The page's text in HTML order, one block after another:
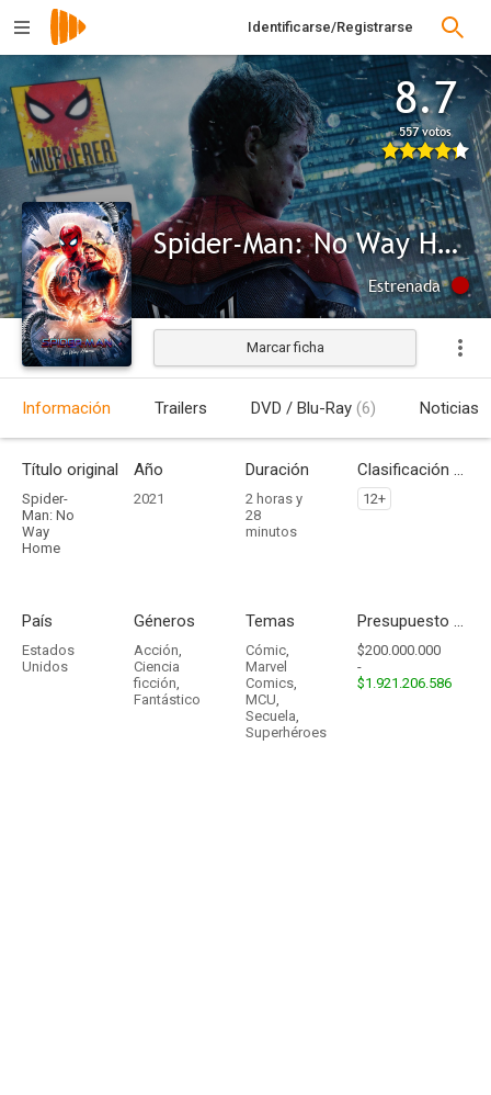
Identificarse/Registrarse
8.7
557 votos
Spider-Man: No Way Home
Estrenada
Marcar ficha
Información Trailers DVD / Blu-Ray (6) Noticias
Título original
Spider-
Man: No
Way
Home
Año
2021
Duración
2 horas y
28
minutos
Clasificación por edades
12+
País
Estados
Unidos
Géneros
Acción,
Ciencia
ficción,
Fantástico
Temas
Cómic,
Marvel
Comics,
MCU,
Secuela,
Superhéroes
Presupuesto - Ingresos
$200.000.000
-
$1.921.206.586